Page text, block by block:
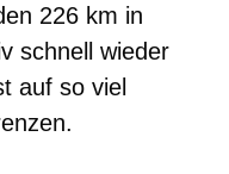
226 km in
schnell wieder
auf so viel